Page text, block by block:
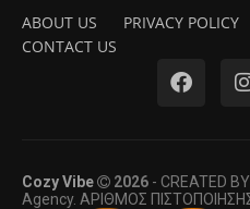
ABOUT US PRIVACY POLICY
CONTACT US
Cozy Vibe 2026 - CREATED BY
Agency. ΑΡΙΘΜΟΣ